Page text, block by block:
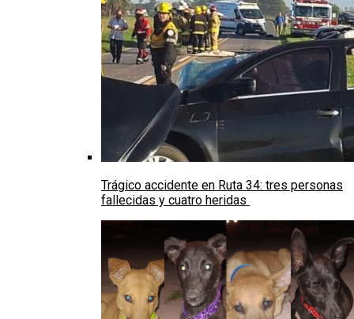
Trágico accidente en Ruta 34: tres personas
fallecidas y cuatro heridas